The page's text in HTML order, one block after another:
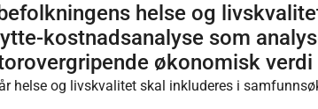
helse og
kostnadsanalyse som
økonomisk
helse og livskvalitet skal inkluderes i